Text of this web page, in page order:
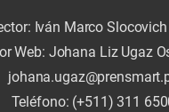
Iván Marco
Web: Johana Liz Ugaz
Teléfono: (+511) 311